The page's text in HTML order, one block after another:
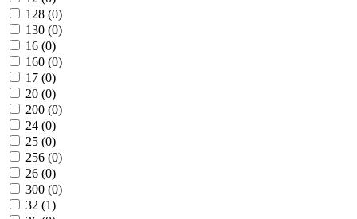
128 (0)
130 (0)
16 (0)
160 (0)
17 (0)
20 (0)
200 (0)
24 (0)
25 (0)
256 (0)
26 (0)
300 (0)
32 (1)